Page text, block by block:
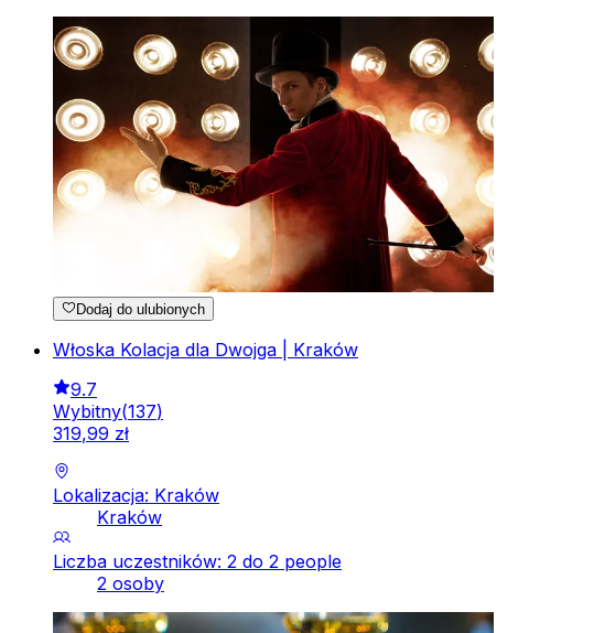
Dodaj do ulubionych
Włoska Kolacja dla Dwojga | Kraków
9.7
Wybitny(137)
319,99 zł
Lokalizacja: Kraków
Kraków
Liczba uczestników: 2 do 2 people
2 osoby